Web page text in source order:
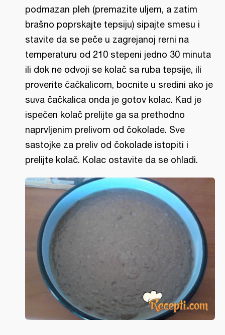
podmazan pleh (premazite uljem, a zatim
brašno poprskajte tepsiju) sipajte smesu i
stavite da se peče u zagrejanoj rerni na
temperaturu od 210 stepeni jedno 30 minuta
ili dok ne odvoji se kolač sa ruba tepsije, ili
proverite čačkalicom, bocnite u sredini ako je
suva čačkalica onda je gotov kolac. Kad je
ispečen kolač prelijte ga sa prethodno
naprvljenim prelivom od čokolade. Sve
sastojke za preliv od čokolade istopiti i
prelijte kolač. Kolac ostavite da se ohladi.